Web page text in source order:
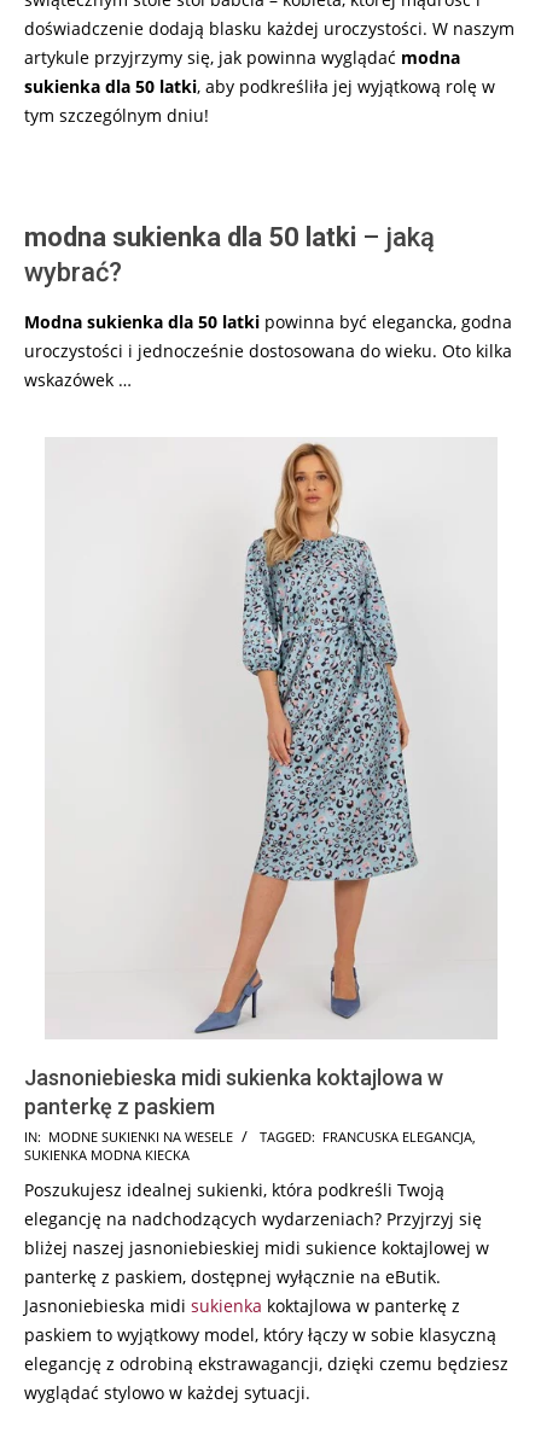
doświadczenie dodają blasku każdej uroczystości. W naszym
artykule przyjrzymy się, jak powinna wyglądać modna
sukienka dla 50 latki, aby podkreśliła jej wyjątkową rolę w
tym szczególnym dniu!
modna sukienka dla 50 latki – jaką
wybrać?
Modna sukienka dla 50 latki powinna być elegancka, godna
uroczystości i jednocześnie dostosowana do wieku. Oto kilka
wskazówek …
Jasnoniebieska midi sukienka koktajlowa w
panterkę z paskiem
2025-
05-
02
IN: MODNE SUKIENKI NA WESELE TAGGED: FRANCUSKA ELEGANCJA,
SUKIENKA MODNA KIECKA
Poszukujesz idealnej sukienki, która podkreśli Twoją
elegancję na nadchodzących wydarzeniach? Przyjrzyj się
bliżej naszej jasnoniebieskiej midi sukience koktajlowej w
panterkę z paskiem, dostępnej wyłącznie na eButik.
Jasnoniebieska midi sukienka koktajlowa w panterkę z
paskiem to wyjątkowy model, który łączy w sobie klasyczną
elegancję z odrobiną ekstrawagancji, dzięki czemu będziesz
wyglądać stylowo w każdej sytuacji.